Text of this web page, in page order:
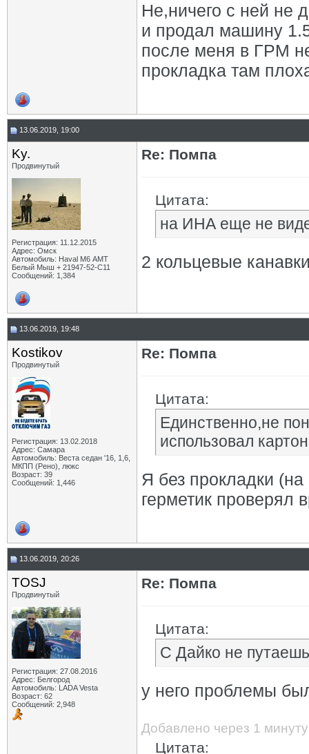
Не,ничего с ней не
и продал машину
после меня в ГРМ
прокладка там
13.06.2019, 19:00
Ky.
Продвинутый
Регистрация: 11.12.2015
Адрес: Омск
Автомобиль: Haval M6 АМТ
Белый Мыш + 21947-52-С11
Сообщений: 1,384
Re: Помпа
Цитата:
на ИНА еще не
2 кольцевые
13.06.2019, 19:48
Kostikov
Продвинутый
Регистрация: 13.02.2018
Адрес: Самара
Автомобиль: Веста седан '16, 1,6,
МКПП (Рено), люкс
Возраст: 39
Сообщений: 1,446
Re: Помпа
Цитата:
Единственно,не
использовал
Я без прокладки
герметик проверял
13.06.2019, 20:26
TOSJ
Продвинутый
Регистрация: 27.08.2016
Адрес: Белгород
Автомобиль: LADA Vesta
Возраст: 62
Сообщений: 2,948
Re: Помпа
Цитата:
С Дайко не
у него проблемы
Добавлено через 1 минуту
Цитата: